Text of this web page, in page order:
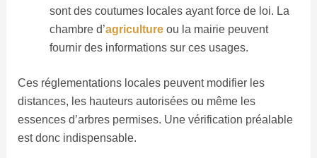
sont des coutumes locales ayant force de loi. La
chambre d’agricultureou la mairie peuvent
fournir des informations sur ces usages.
Ces réglementations locales peuvent modifier les
distances, les hauteurs autorisées ou même les
essences d’arbres permises. Une vérification préalable
est donc indispensable.